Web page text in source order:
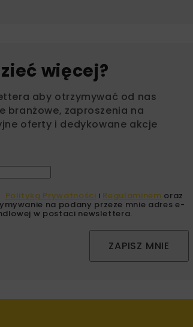
więcej?
aby otrzymywać od nas
branżowe, zaproszenia na
oferty i dedykowane akcje
Polityką Prywatności i Regulaminem oraz
na podany przeze mnie adres e-
w postaci newslettera.
ZAPISZ MNIE